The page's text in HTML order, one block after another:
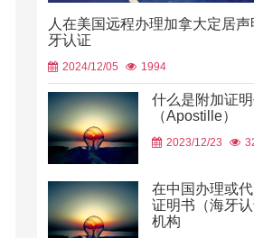
人在美国远程办理加拿大定居
牙认证
2024/12/05 1994
什么是附加证
（Apostille）
2023/12/23
在中国办理或
证明书（海牙
机构